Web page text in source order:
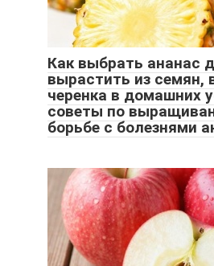
Как выбрать ананас
вырастить из семян,
черенка в домашних
советы по
борьбе с болезнями